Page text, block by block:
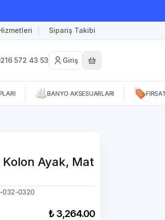
Sipariş Takibi
572 43 53 Giriş
BANYO AKSESUARLARI
Kolon Ayak, Mat
032-0320
₺ 3,264.00